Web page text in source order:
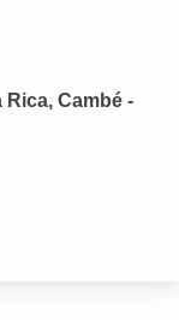
Rica, Cambé -